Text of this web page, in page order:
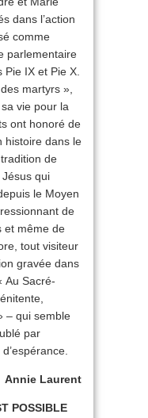
dans l’action
comme
parlementaire
IX et Pie X.
martyrs »,
vie pour la
ont honoré de
histoire dans le
de
qui
le Moyen
de
et même de
tout visiteur
gravée dans
Au Sacré-
– qui semble
par
Annie Laurent
POSSIBLE